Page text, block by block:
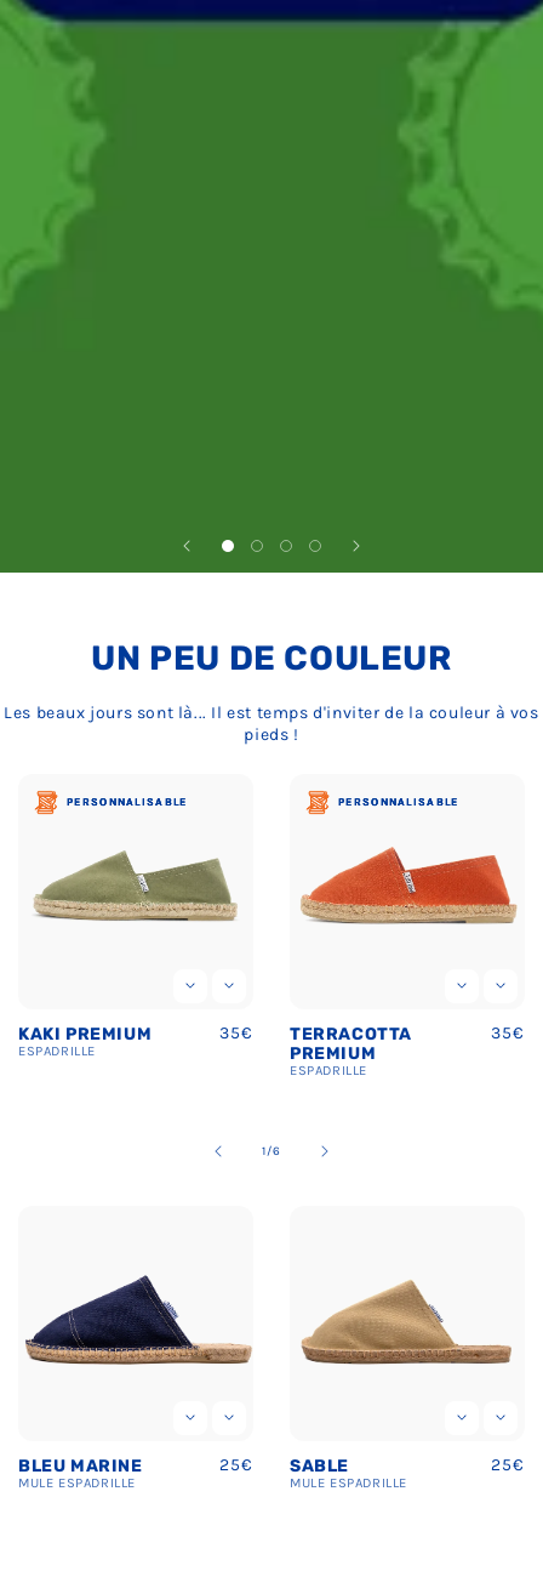
UN PEU DE COULEUR
Les beaux jours sont là... Il est temps d'inviter de la couleur à vos
pieds !
PERSONNALISABLE
PERSONNALISABLE
PERSONNALISABLE
TERRACOTTA
PREMIUM
Prix
habituel
35€
PERSONNALISABLE
PERSONNALISABLE
PERSONNALISABLE
ESPADRILLE
BLEU MARINE
PREMIUM
Prix
35€
2/de
6
MULE ESPADRILLE
SABLE
Prix
habituel
25€
MULE ESPADRILLE
BEIGE
Prix
25€